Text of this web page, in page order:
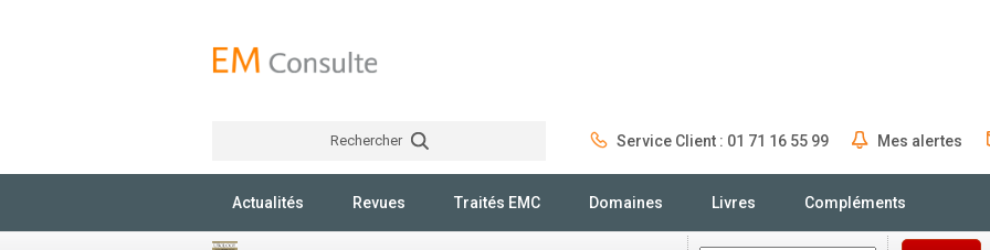
Rechercher Service Client : 01 71 16 55 99 Mes alertes
Actualités Revues Traités EMC Domaines Livres Compléments